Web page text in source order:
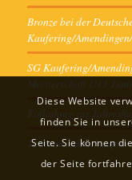
Bronze bei der
Kaufering/
SG Kaufering/
Meisterschaft U13
Einladung zur
Termine
Diese Website
finden Sie in
Seite. Sie können
der Seite